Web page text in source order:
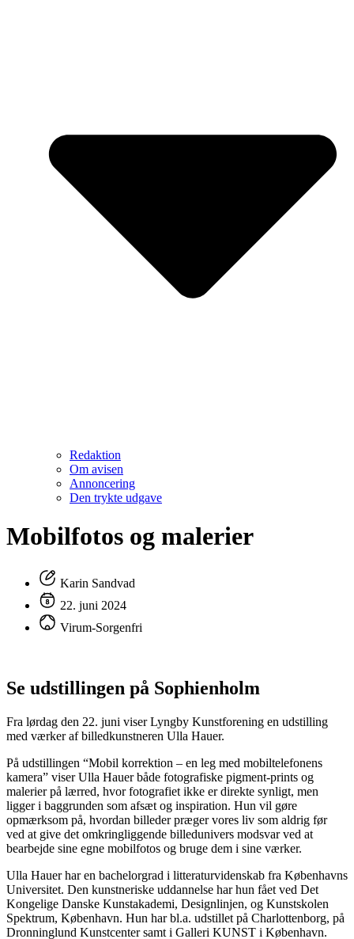
Redaktion
Om avisen
Annoncering
Den trykte udgave
Mobilfotos og malerier
Karin Sandvad
22. juni 2024
Virum-Sorgenfri
Se udstillingen på Sophienholm
Fra lørdag den 22. juni viser Lyngby Kunstforening en udstilling
med værker af billedkunstneren Ulla Hauer.
På udstillingen “Mobil korrektion – en leg med mobiltelefonens
kamera” viser Ulla Hauer både fotografiske pigment-prints og
malerier på lærred, hvor fotografiet ikke er direkte synligt, men
ligger i baggrunden som afsæt og inspiration. Hun vil gøre
opmærksom på, hvordan billeder præger vores liv som aldrig før
ved at give det omkringliggende billedunivers modsvar ved at
bearbejde sine egne mobilfotos og bruge dem i sine værker.
Ulla Hauer har en bachelorgrad i litteraturvidenskab fra Københavns
Universitet. Den kunstneriske uddannelse har hun fået ved Det
Kongelige Danske Kunstakademi, Designlinjen, og Kunstskolen
Spektrum, København. Hun har bl.a. udstillet på Charlottenborg, på
Dronninglund Kunstcenter samt i Galleri KUNST i København.